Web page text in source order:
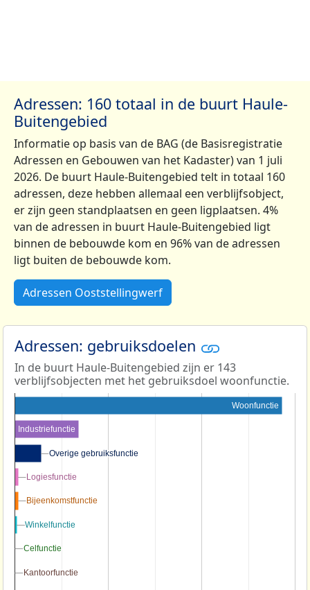
Adressen: 160 totaal in de buurt Haule-
Buitengebied
Informatie op basis van de BAG (de Basisregistratie
Adressen en Gebouwen van het Kadaster) van 1 juli
2026. De buurt Haule-Buitengebied telt in totaal 160
adressen, deze hebben allemaal een verblijfsobject,
er zijn geen standplaatsen en geen ligplaatsen. 4%
van de adressen in buurt Haule-Buitengebied ligt
binnen de bebouwde kom en 96% van de adressen
ligt buiten de bebouwde kom.
Adressen Ooststellingwerf
Adressen: gebruiksdoelen
In de buurt Haule-Buitengebied zijn er 143
verblijfsobjecten met het gebruiksdoel woonfunctie.
Woonfunctie
Industriefunctie
Overige gebruiksfunctie
Overige gebruiksfunctie
Logiesfunctie
Logiesfunctie
Bijeenkomstfunctie
Bijeenkomstfunctie
Winkelfunctie
Winkelfunctie
Celfunctie
Celfunctie
Kantoorfunctie
Kantoorfunctie